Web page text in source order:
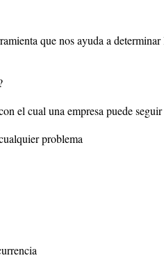
que nos ayuda a
el cual una empresa puede
problema